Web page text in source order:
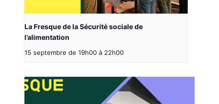
La Fresque de la Sécurité sociale de
l’alimentation
15 septembre de 19h00 à 22h00